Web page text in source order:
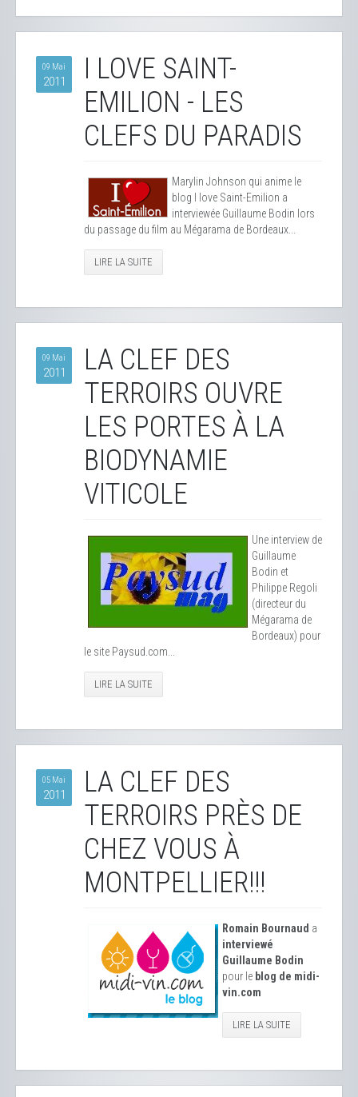
09 Mai
2011
I LOVE SAINT-
EMILION - LES
CLEFS DU PARADIS
Marylin Johnson qui anime le
blog I love Saint-Emilion a
interviewée Guillaume Bodin lors
du passage du film au Mégarama de Bordeaux...
LIRE LA SUITE
09 Mai
2011
LA CLEF DES
TERROIRS OUVRE
LES PORTES À LA
BIODYNAMIE
VITICOLE
Une interview de
Guillaume
Bodin et
Philippe Regoli
(directeur du
Mégarama de
Bordeaux) pour
le site Paysud.com...
LIRE LA SUITE
05 Mai
2011
LA CLEF DES
TERROIRS PRÈS DE
CHEZ VOUS À
MONTPELLIER!!!
Romain Bournaud a
interviewé
Guillaume Bodin
pour le blog de midi-
vin.com
LIRE LA SUITE